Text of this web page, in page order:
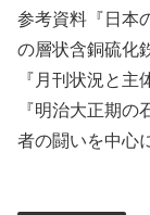
参考資料『日本
の層状含銅硫化
『月刊状況と主
『明治大正期
者の闘いを中心